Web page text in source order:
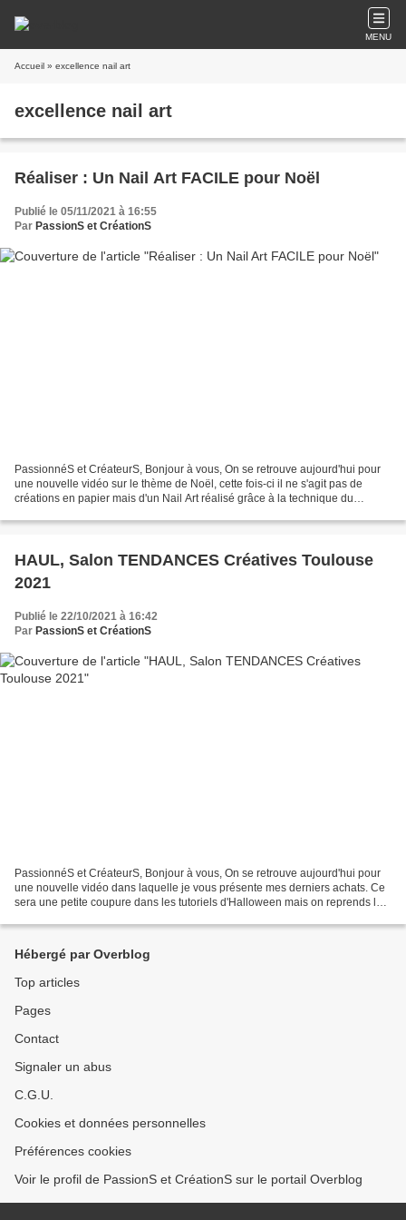
MENU
Accueil » excellence nail art
excellence nail art
Réaliser : Un Nail Art FACILE pour Noël
Publié le 05/11/2021 à 16:55
Par PassionS et CréationS
PassionnéS et CréateurS, Bonjour à vous, On se retrouve aujourd'hui pour
une nouvelle vidéo sur le thème de Noël, cette fois-ci il ne s'agit pas de
créations en papier mais d'un Nail Art réalisé grâce à la technique du
HAUL, Salon TENDANCES Créatives Toulouse
2021
Publié le 22/10/2021 à 16:42
Par PassionS et CréationS
PassionnéS et CréateurS, Bonjour à vous, On se retrouve aujourd'hui pour
une nouvelle vidéo dans laquelle je vous présente mes derniers achats. Ce
sera une petite coupure dans les tutoriels d'Halloween mais on reprends la
Hébergé par Overblog
Top articles
Pages
Contact
Signaler un abus
C.G.U.
Cookies et données personnelles
Préférences cookies
Voir le profil de PassionS et CréationS sur le portail Overblog